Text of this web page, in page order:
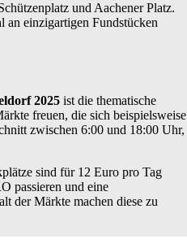
und Aachener Platz.
an einzigartigen Fundstücken
2025 ist die thematische
freuen, die sich beispielsweise
zwischen 6:00 und 18:00 Uhr,
sind für 12 Euro pro Tag
passieren und eine
der Märkte machen diese zu